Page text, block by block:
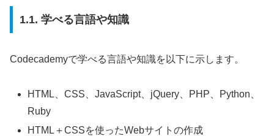
1.1. 学べる言語や知識
Codecademyで学べる言語や知識を以下に示します。
HTML、CSS、JavaScript、jQuery、PHP、Python、
Ruby
HTML＋CSSを使ったWebサイトの作成